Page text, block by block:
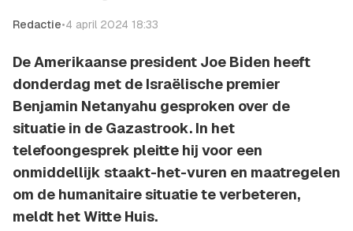
Redactie•4 april 2024 18:33
De Amerikaanse president Joe Biden heeft
donderdag met de Israëlische premier
Benjamin Netanyahu gesproken over de
situatie in de Gazastrook. In het
telefoongesprek pleitte hij voor een
onmiddellijk staakt-het-vuren en maatregelen
om de humanitaire situatie te verbeteren,
meldt het Witte Huis.